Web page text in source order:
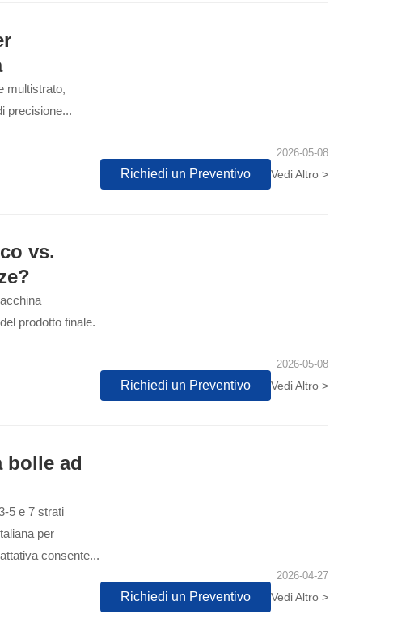
multistrato,
precisione...
2026-05-08
Richiedi un Preventivo Vedi Altro >
vs.
prodotto finale.
2026-05-08
Richiedi un Preventivo Vedi Altro >
bolle ad
5 e 7 strati
per
consente...
2026-04-27
Richiedi un Preventivo Vedi Altro >